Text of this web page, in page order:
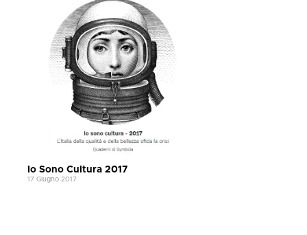
Io Sono Cultura 2017
17 Giugno 2017